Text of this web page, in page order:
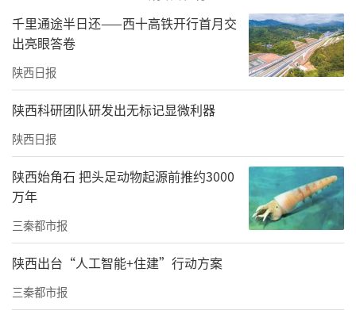
声雷动，共同庆祝党的105周年华诞，祝愿我们
的党永远年轻，我们的国家永远繁荣昌盛。
千里通途半日还——西十高铁开行首月交
出亮眼答卷
陕西日报
陕西科研团队研发出无标记显微利器
陕西日报
陕西始角石 把头足动物起源前推约3000
万年
三秦都市报
陕西出台“人工智能+住建”行动方案
三秦都市报